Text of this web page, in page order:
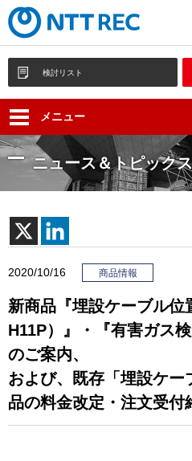
検討リスト
メニュー
ニュース＆トピックス
2020/10/16 商品情報
新商品『埋設ケーブル位
H11P）』・『有害ガス
のご案内、
および、既存「埋設ケー
品の料金改定・注文受付